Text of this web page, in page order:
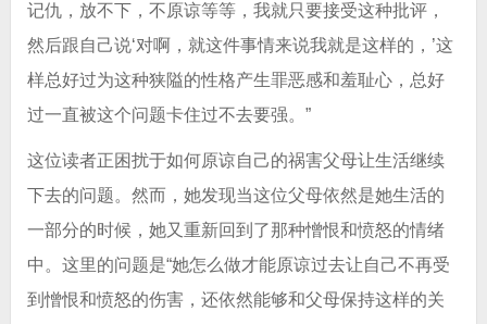
记仇，放不下，不原谅等等，我就只要接受这种批评，
然后跟自己说‘对啊，就这件事情来说我就是这样的，’这
样总好过为这种狭隘的性格产生罪恶感和羞耻心，总好
过一直被这个问题卡住过不去要强。”
这位读者正困扰于如何原谅自己的祸害父母让生活继续
下去的问题。然而，她发现当这位父母依然是她生活的
一部分的时候，她又重新回到了那种憎恨和愤怒的情绪
中。这里的问题是“她怎么做才能原谅过去让自己不再受
到憎恨和愤怒的伤害，还依然能够和父母保持这样的关